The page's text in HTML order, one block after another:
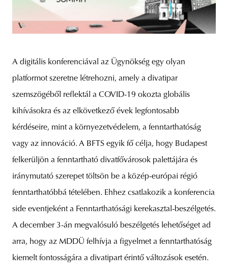
A digitális konferenciával az Ügynökség egy olyan
platformot szeretne létrehozni, amely a divatipar
szemszögéből reflektál a COVID-19 okozta globális
kihívásokra és az elkövetkező évek legfontosabb
kérdéseire, mint a környezetvédelem, a fenntarthatóság
vagy az innováció. A BFTS egyik fő célja, hogy Budapest
felkerüljön a fenntartható divatfővárosok palettájára és
iránymutató szerepet töltsön be a közép-európai régió
fenntarthatóbbá tételében. Ehhez csatlakozik a konferencia
side eventjeként a Fenntarthatósági kerekasztal-beszélgetés.
A december 3-án megvalósuló beszélgetés lehetőséget ad
arra, hogy az MDDÜ felhívja a figyelmet a fenntarthatóság
kiemelt fontosságára a divatipart érintő változások esetén.